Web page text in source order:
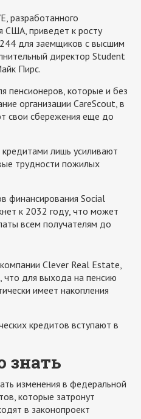
разработанного
США, приведет к росту
для заемщиков с высшим
директор Student
Пирс.
пенсионеров, которые и без
организации CareScout, в
свои сбережения еще до
лишь усиливают
трудности пожилых
финансирования Social
к 2032 году, что может
всем получателям до
Clever Real Estate,
что для выхода на пенсию
имеет накопления
кредитов вступают в
знать
изменения в федеральной
которые затронут
в законопроект